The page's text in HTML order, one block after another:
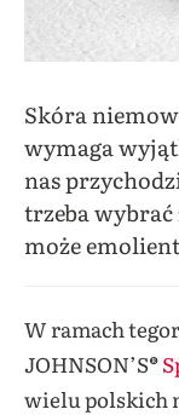
Skóra
wymaga
nas
trzeba
może
W ramach
JOHNSON’S®
wielu polskich